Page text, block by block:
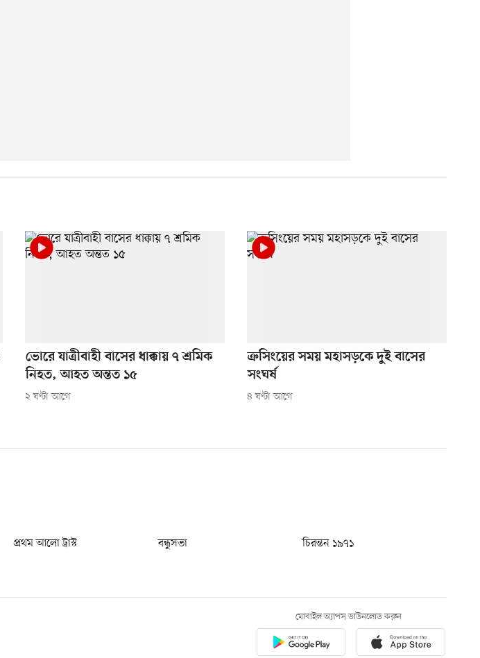
ভোরে যাত্রীবাহী বাসের ধাক্কায় ৭ শ্রমিক
নিহত, আহত অন্তত ১৫
২ ঘণ্টা আগে
ক্রসিংয়ের সময় মহাসড়কে দুই বাসের
সংঘর্ষ
৪ ঘণ্টা আগে
প্রথম আলো ট্রাস্ট বন্ধুসভা
চিরন্তন ১৯৭১
মোবাইল অ্যাপস ডাউনলোড করুন